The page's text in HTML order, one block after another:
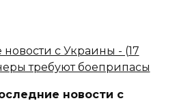
новости с